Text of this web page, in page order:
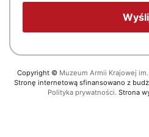
Copyright © Muzeum Armii Krajowej
Stronę internetową sfinansowano z
Polityka prywatności. Strona